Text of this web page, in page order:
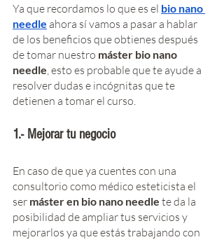
Ya que recordamos lo que es el bio nano
needle ahora sí vamos a pasar a hablar
de los beneficios que obtienes después
de tomar nuestro máster bio nano
needle , esto es probable que te ayude a
resolver dudas e incógnitas que te
detienen a tomar el curso.
1.- Mejorar tu negocio
En caso de que ya cuentes con una
consultorio como médico esteticista el
ser máster en bio nano needle te da la
posibilidad de ampliar tus servicios y
mejorarlos ya que estás trabajando con